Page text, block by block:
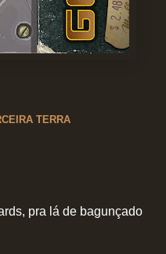
TERRA
pra lá de bagunçado